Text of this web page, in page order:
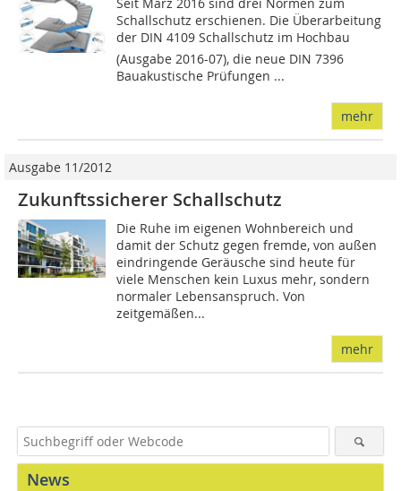
Schallschutz erschienen. Die Überarbeitung
der DIN 4109 Schallschutz im Hochbau
(Ausgabe 2016-07), die neue DIN 7396
Bauakustische Prüfungen ...
mehr
Ausgabe 11/2012
Zukunftssicherer Schallschutz
Die Ruhe im eigenen Wohnbereich und
damit der Schutz gegen fremde, von außen
eindringende Geräusche sind heute für
viele Menschen kein Luxus mehr, sondern
normaler Lebensanspruch. Von
zeitgemäßen...
mehr
News